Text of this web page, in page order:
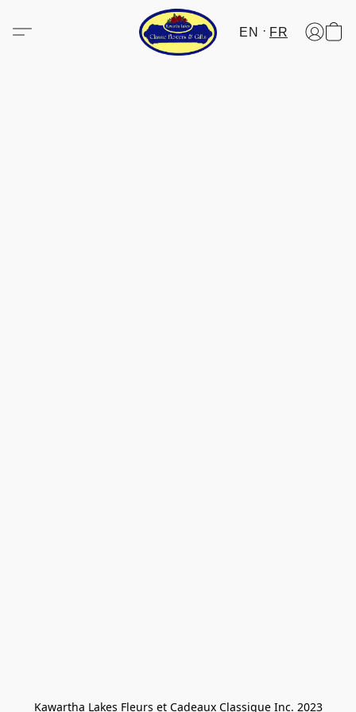
EN FR
Kawartha Lakes Fleurs et Cadeaux Classique Inc. 2023